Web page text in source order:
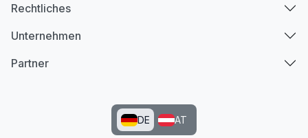
Rechtliches
Unternehmen
Partner
DE AT